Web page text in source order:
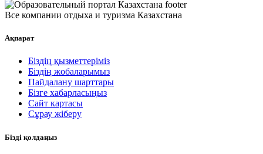
Все компании отдыха и туризма Казахстана
Ақпарат
Біздің қызметтеріміз
Біздің жобаларымыз
Пайдалану шарттары
Бізге хабарласыңыз
Сайт картасы
Сұрау жіберу
Бізді қолдаңыз